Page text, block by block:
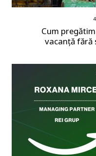
Cum
vacanță fără